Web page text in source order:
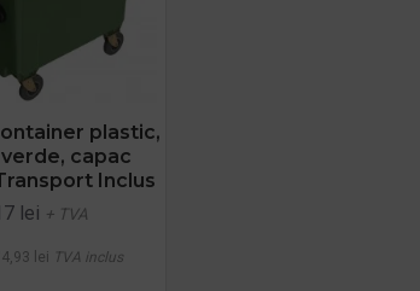
plastic,
capac
Inclus
lei + TVA
lei TVA inclus